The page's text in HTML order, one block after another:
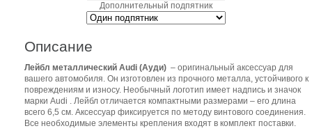
Дополнительный подпятник
Описание
Лейбл металлический Audi (Ауди) – оригинальный аксессуар для
вашего автомобиля. Он изготовлен из прочного металла, устойчивого к
повреждениям и износу. Необычный логотип имеет надпись и значок
марки Audi . Лейбл отличается компактными размерами – его длина
всего 6,5 см. Аксессуар фиксируется по методу винтового соединения.
Все необходимые элементы крепления входят в комплект поставки.